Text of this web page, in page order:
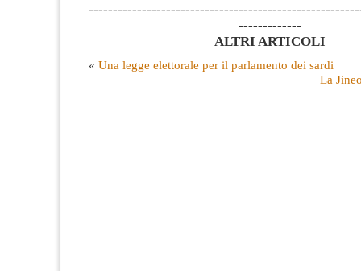
-------------
ALTRI ARTICOLI
« Una legge elettorale per il parlamento dei sardi
La